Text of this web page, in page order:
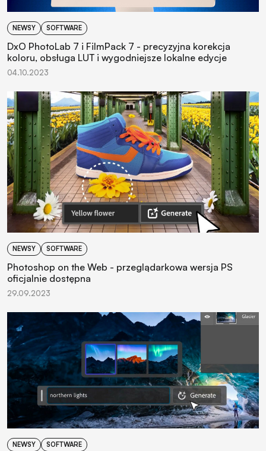
NEWSY SOFTWARE
DxO PhotoLab 7 i FilmPack 7 - precyzyjna korekcja
koloru, obsługa LUT i wygodniejsze lokalne edycje
04.10.2023
NEWSY SOFTWARE
Photoshop on the Web - przeglądarkowa wersja PS
oficjalnie dostępna
29.09.2023
NEWSY SOFTWARE